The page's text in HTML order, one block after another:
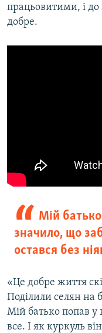
працьовитими, і до
добре.
Мій
значило, що
остався без
«Це добре життя
Поділили селян на
Мій батько попав у
все. І як куркуль